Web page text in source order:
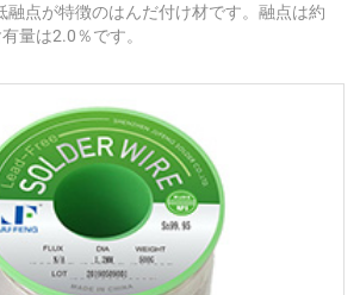
融点が特徴のはんだ付け材です。融点は約
量は2.0％です。